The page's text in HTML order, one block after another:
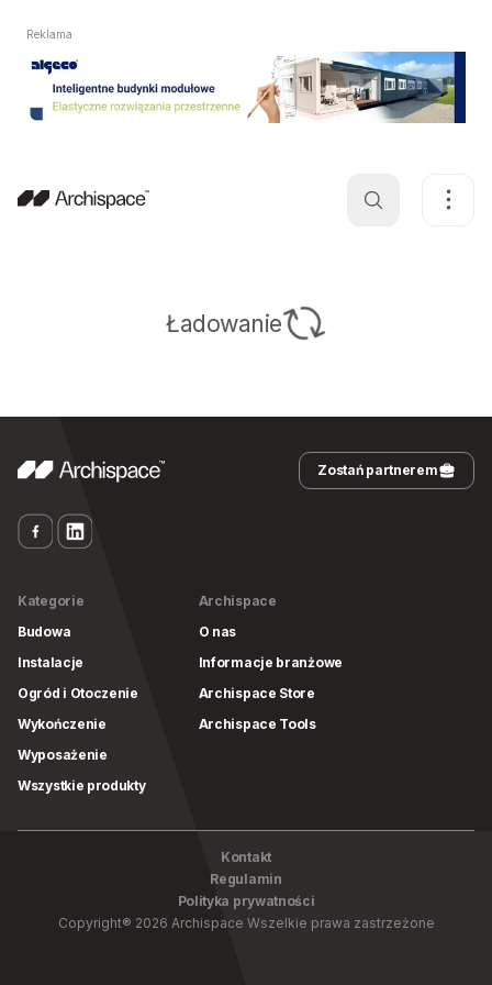
Reklama
Ładowanie
Zostań partnerem
Kategorie
Budowa
Instalacje
Ogród i Otoczenie
Wykończenie
Wyposażenie
Wszystkie produkty
Archispace
O nas
Informacje branżowe
Archispace Store
Archispace Tools
Kontakt
Regulamin
Polityka prywatności
Copyright® 2026 Archispace Wszelkie prawa zastrzeżone